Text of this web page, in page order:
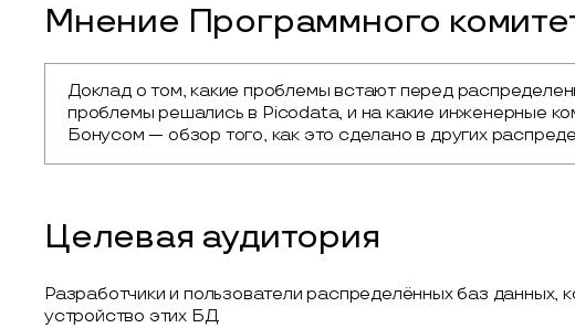
Мнение Программного
Доклад о том, какие проблемы встают перед
проблемы решались в Picodata, и на какие инженерные
Бонусом — обзор того, как это сделано в других
Целевая аудитория
Разработчики и пользователи распределённых баз данных,
устройство этих БД.